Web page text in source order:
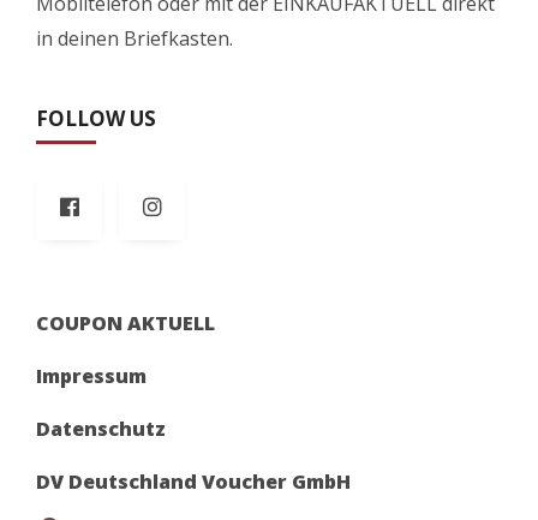
in deinen Briefkasten.
FOLLOW US
COUPON AKTUELL
Impressum
Datenschutz
DV Deutschland Voucher GmbH